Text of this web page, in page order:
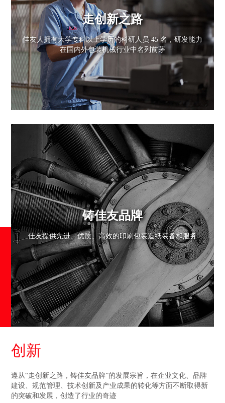
走创新之路
佳友人拥有大学专科以上学历的科研人员 45 名，研发能力
在国内外包装机械行业中名列前茅
铸佳友品牌
佳友提供先进、优质、高效的印刷包装造纸装备和服务
创新
遵从“走创新之路，铸佳友品牌”的发展宗旨，在企业文化、品牌
建设、规范管理、技术创新及产业成果的转化等方面不断取得新
的突破和发展，创造了行业的奇迹